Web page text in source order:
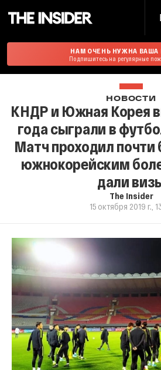
НАМ ОЧЕНЬ НУЖНА
Подпишитесь на регулярные
НОВОСТИ
КНДР и Южная Корея
года сыграли в
Матч проходил почти
южнокорейским
дали
The Insider
15 октября 2019 г.,